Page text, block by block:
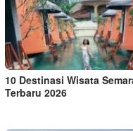
10 Destinasi Wisata
Terbaru 2026